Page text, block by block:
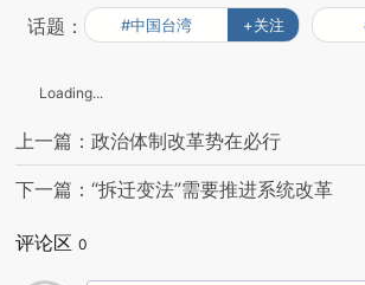
话题： #中国台湾 +关注
Loading...
上一篇：政治体制改革势在必行
下一篇：“拆迁变法”需要推进系统改革
评论区 0